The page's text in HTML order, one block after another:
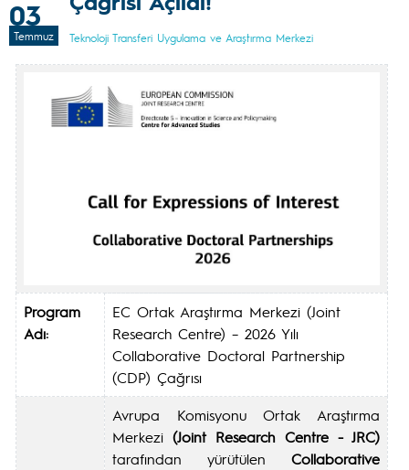
03
Temmuz Teknoloji Transferi Uygulama ve Araştırma Merkezi
Program
Adı:
EC Ortak Araştırma Merkezi (Joint
Research Centre) – 2026 Yılı
Collaborative Doctoral Partnership
(CDP) Çağrısı
Avrupa Komisyonu Ortak Araştırma
Merkezi(Joint Research Centre - JRC)
tarafından yürütülen Collaborative